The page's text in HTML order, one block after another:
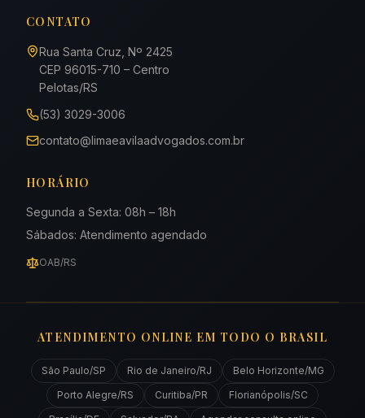
CONTATO
Rua Santa Cruz, Nº 2425
CEP 96015-710 – Centro
Pelotas/RS
(53) 3029-3006
contato@limaeavilaadvogados.com.br
HORÁRIO
Segunda a Sexta: 08h – 18h
Sábados: Atendimento agendado
OAB/RS
ATENDIMENTO ONLINE EM TODO O BRASIL
São Paulo/SP Rio de Janeiro/RJ
Belo Horizonte/MG
Porto Alegre/RS
Curitiba/PR
Florianópolis/SC